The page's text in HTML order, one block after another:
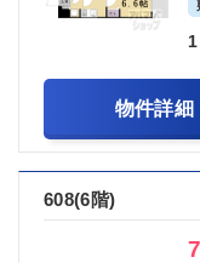
物件詳細
608(6階)